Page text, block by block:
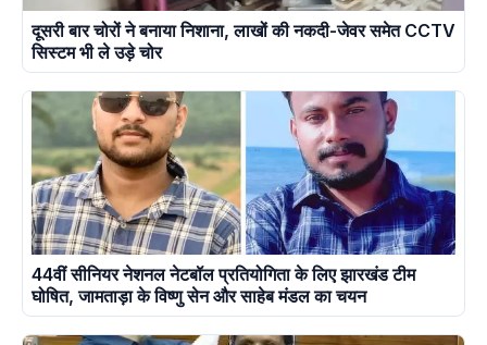
दूसरी बार चोरों ने बनाया निशाना, लाखों की नकदी-जेवर समेत CCTV
सिस्टम भी ले उड़े चोर
44वीं सीनियर नेशनल नेटबॉल प्रतियोगिता के लिए झारखंड टीम
घोषित, जामताड़ा के विष्णु सेन और साहेब मंडल का चयन